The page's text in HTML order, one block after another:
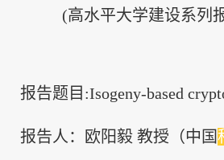
(高水平大学建设系列
报告题目:Isogeny-based
报告人：欧阳毅 教授（中国